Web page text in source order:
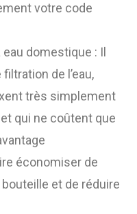
votre code
domestique : Il
de l’eau,
très simplement
qui ne coûtent que
économiser de
bouteille et de réduire